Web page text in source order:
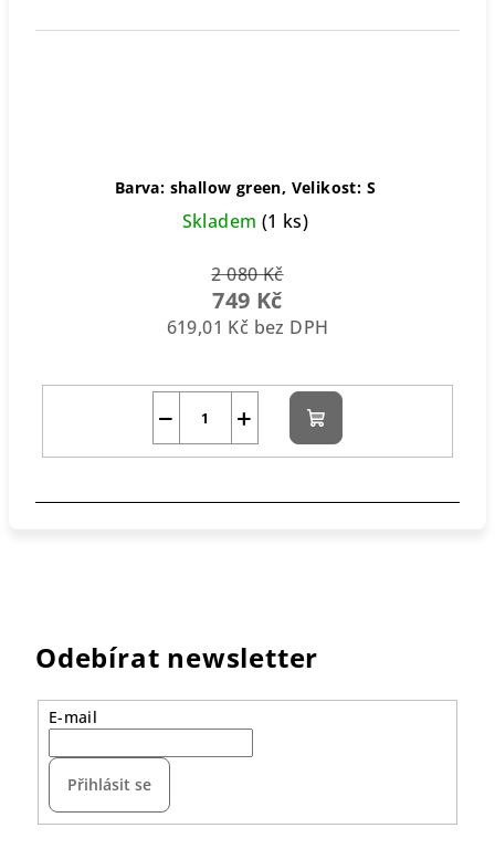
Barva: shallow green, Velikost: S
Skladem (1 ks)
2 080 Kč
749 Kč
619,01 Kč bez DPH
+
− Do
košíku
Odebírat newsletter
E-mail
Přihlásit se